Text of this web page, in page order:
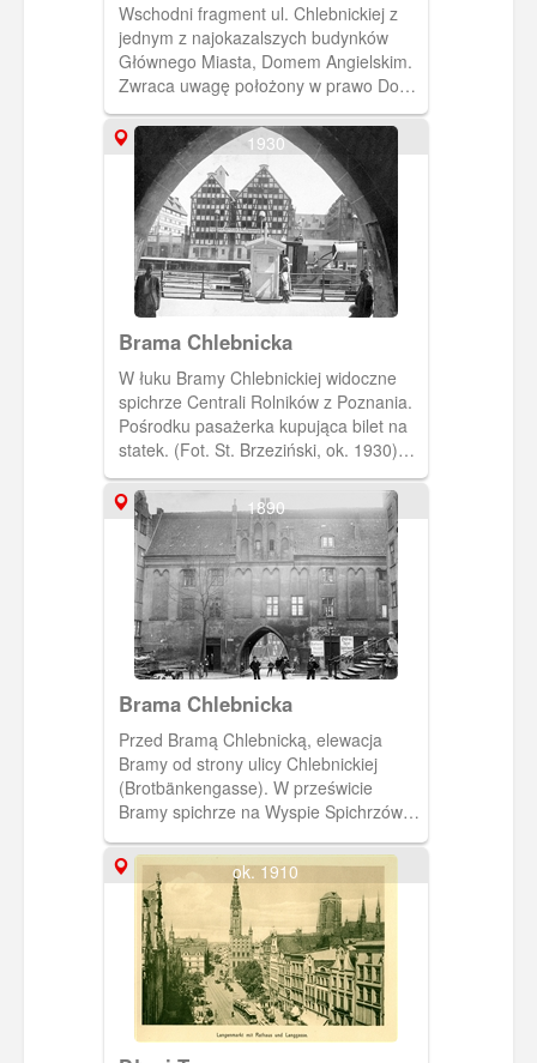
Wschodni fragment ul. Chlebnickiej z
jednym z najokazalszych budynków
Głównego Miasta, Domem Angielskim.
Zwraca uwagę położony w prawo Dom
Schlieffów (Chlebnicka 13/14), z
wyjątkowo "prostą" jak na lokalne
warunki fasadą. Tę poprzednią z
numeru Chlebnicka 14 zakupił król
pruski Fryderyk Wilhelm III, którą
skrupulatnie podzieloną na 287
elementów, ponownie złożono (1825 r)
w poczdamskiej rezydencji na Wyspie
Pawiej.
1930
Brama Chlebnicka
W łuku Bramy Chlebnickiej widoczne
spichrze Centrali Rolników z Poznania.
Pośrodku pasażerka kupująca bilet na
statek. (Fot. St. Brzeziński, ok. 1930)
[IDX:1375,1266]
1890
Brama Chlebnicka
Przed Bramą Chlebnicką, elewacja
Bramy od strony ulicy Chlebnickiej
(Brotbänkengasse). W prześwicie
Bramy spichrze na Wyspie Spichrzów
[IDX:1380,1226]ok. 1910